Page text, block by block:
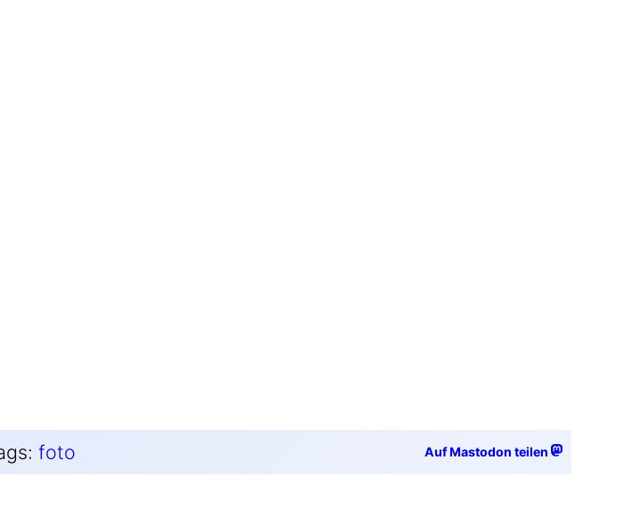
foto Auf Mastodon teilen